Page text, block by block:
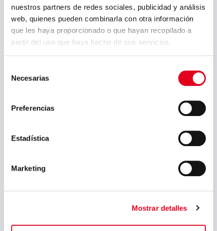
nuestros partners de redes sociales, publicidad y análisis
web, quienes pueden combinarla con otra información
que les haya proporcionado o que hayan recopilado a
partir del uso que haya hecho de sus servicios.
Necesarias
Preferencias
Estadística
Marketing
Mostrar detalles
julio 2022
junio 2022
mayo 2022